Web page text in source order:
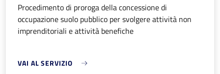
Procedimento di proroga della concessione di
occupazione suolo pubblico per svolgere attività non
imprenditoriali e attività benefiche
VAI AL SERVIZIO